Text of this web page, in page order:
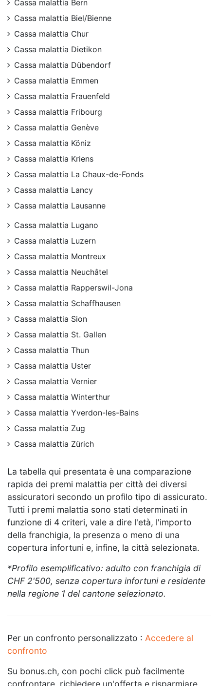
Cassa malattia Bern
Cassa malattia Biel/Bienne
Cassa malattia Chur
Cassa malattia Dietikon
Cassa malattia Dübendorf
Cassa malattia Emmen
Cassa malattia Frauenfeld
Cassa malattia Fribourg
Cassa malattia Genève
Cassa malattia Köniz
Cassa malattia Kriens
Cassa malattia La Chaux-de-Fonds
Cassa malattia Lancy
Cassa malattia Lausanne
Cassa malattia Lugano
Cassa malattia Luzern
Cassa malattia Montreux
Cassa malattia Neuchâtel
Cassa malattia Rapperswil-Jona
Cassa malattia Schaffhausen
Cassa malattia Sion
Cassa malattia St. Gallen
Cassa malattia Thun
Cassa malattia Uster
Cassa malattia Vernier
Cassa malattia Winterthur
Cassa malattia Yverdon-les-Bains
Cassa malattia Zug
Cassa malattia Zürich
La tabella qui presentata è una comparazione
rapida dei premi malattia per città dei diversi
assicuratori secondo un profilo tipo di assicurato.
Tutti i premi malattia sono stati determinati in
funzione di 4 criteri, vale a dire l'età, l'importo
della franchigia, la presenza o meno di una
copertura infortuni e, infine, la città selezionata.
*Profilo esemplificativo: adulto con franchigia di
CHF 2'500, senza copertura infortuni e residente
nella regione 1 del cantone selezionato.
Per un confronto personalizzato : Accedere al
confronto
Su bonus.ch, con pochi click può facilmente
confrontare, richiedere un'offerta e risparmiare